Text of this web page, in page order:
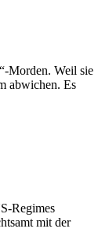
Morden. Weil sie
abwichen. Es
Regimes
mit der